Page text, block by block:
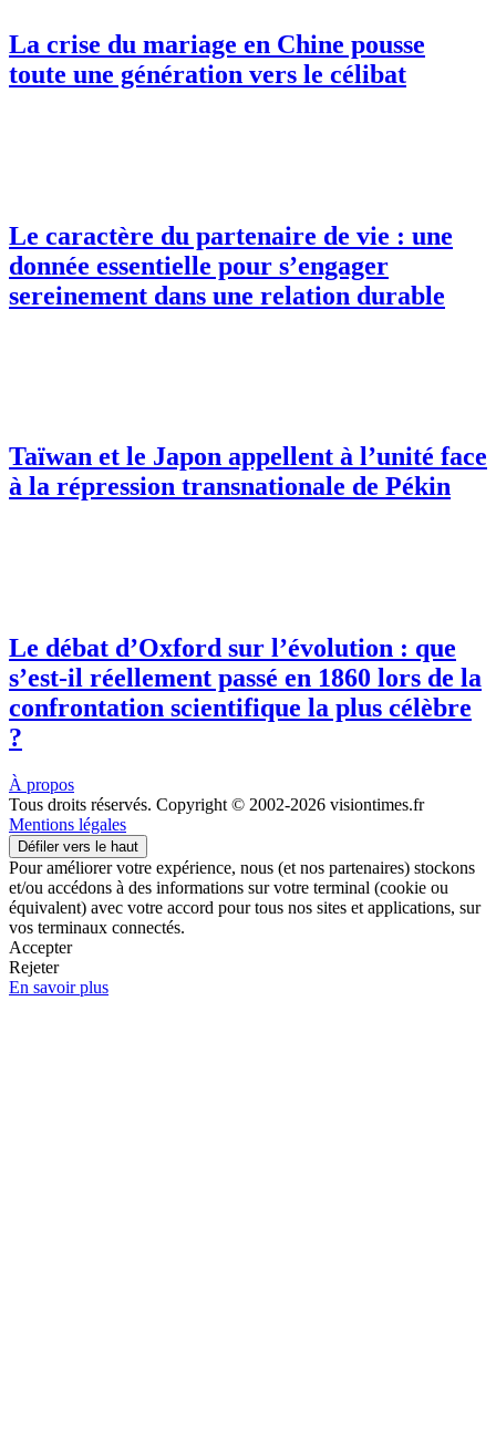
La crise du mariage en Chine pousse
toute une génération vers le célibat
Le caractère du partenaire de vie : une
donnée essentielle pour s’engager
sereinement dans une relation durable
Taïwan et le Japon appellent à l’unité face
à la répression transnationale de Pékin
Le débat d’Oxford sur l’évolution : que
s’est-il réellement passé en 1860 lors de la
confrontation scientifique la plus célèbre
?
À propos
Tous droits réservés. Copyright © 2002-2026 visiontimes.fr
Mentions légales
Défiler vers le haut
Pour améliorer votre expérience, nous (et nos partenaires) stockons
et/ou accédons à des informations sur votre terminal (cookie ou
équivalent) avec votre accord pour tous nos sites et applications, sur
vos terminaux connectés.
Accepter
Rejeter
En savoir plus